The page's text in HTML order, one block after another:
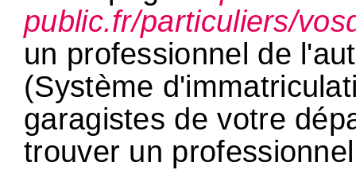
public.fr/particuliers/
un professionnel de
(Système
garagistes de votre
trouver un